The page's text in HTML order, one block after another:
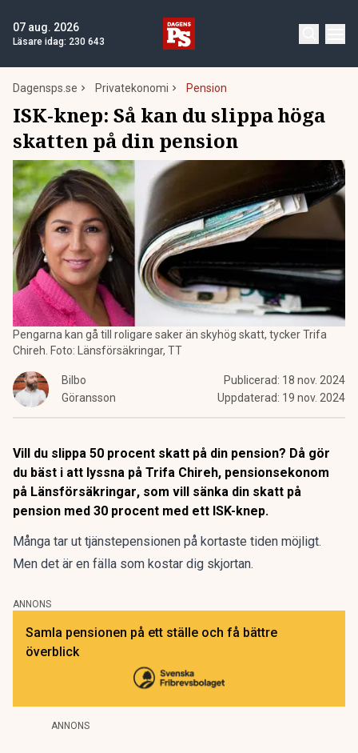
07 aug. 2026
Läsare idag: 230 643
Dagensps.se Privatekonomi Pension
ISK-knep: Så kan du slippa höga
skatten på din pension
Pengarna kan gå till roligare saker än skyhög skatt, tycker Trifa
Chireh. Foto: Länsförsäkringar, TT
Bilbo
Göransson
Publicerad: 18 nov. 2024
Uppdaterad: 19 nov. 2024
Vill du slippa 50 procent skatt på din pension? Då gör
du bäst i att lyssna på Trifa Chireh, pensionsekonom
på Länsförsäkringar, som vill sänka din skatt på
pension med 30 procent med ett ISK-knep.
Många tar ut tjänstepensionen på kortaste tiden möjligt.
Men det är en fälla som kostar dig skjortan.
ANNONS
Samla pensionen på ett ställe och få bättre
överblick
ANNONS